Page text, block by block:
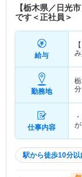
【栃木県／日光
です＜正社員＞
給与
勤務地
分
仕事内容
駅から徒歩10分以